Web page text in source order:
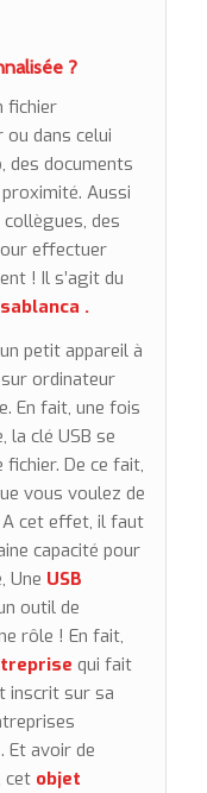
?
fichier
dans celui
des documents
Aussi
des
effectuer
! Il s’agit du
.
petit appareil à
ordinateur
En fait, une fois
la clé USB se
De ce fait,
vous voulez de
A cet effet, il faut
capacité pour
Une USB
outil de
rôle ! En fait,
qui fait
inscrit sur sa
Et avoir de
cet objet